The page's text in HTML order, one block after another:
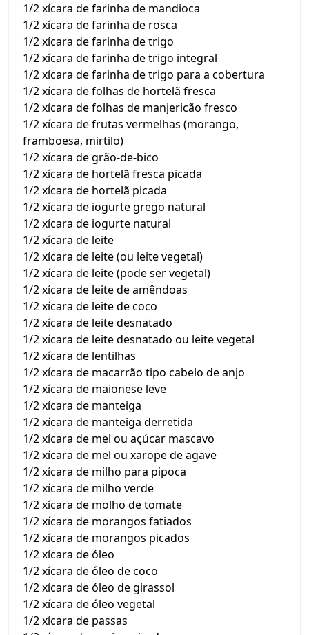
1/2 xícara de farinha de mandioca
1/2 xícara de farinha de rosca
1/2 xícara de farinha de trigo
1/2 xícara de farinha de trigo integral
1/2 xícara de farinha de trigo para a cobertura
1/2 xícara de folhas de hortelã fresca
1/2 xícara de folhas de manjericão fresco
1/2 xícara de frutas vermelhas (morango,
framboesa, mirtilo)
1/2 xícara de grão-de-bico
1/2 xícara de hortelã fresca picada
1/2 xícara de hortelã picada
1/2 xícara de iogurte grego natural
1/2 xícara de iogurte natural
1/2 xícara de leite
1/2 xícara de leite (ou leite vegetal)
1/2 xícara de leite (pode ser vegetal)
1/2 xícara de leite de amêndoas
1/2 xícara de leite de coco
1/2 xícara de leite desnatado
1/2 xícara de leite desnatado ou leite vegetal
1/2 xícara de lentilhas
1/2 xícara de macarrão tipo cabelo de anjo
1/2 xícara de maionese leve
1/2 xícara de manteiga
1/2 xícara de manteiga derretida
1/2 xícara de mel ou açúcar mascavo
1/2 xícara de mel ou xarope de agave
1/2 xícara de milho para pipoca
1/2 xícara de milho verde
1/2 xícara de molho de tomate
1/2 xícara de morangos fatiados
1/2 xícara de morangos picados
1/2 xícara de óleo
1/2 xícara de óleo de coco
1/2 xícara de óleo de girassol
1/2 xícara de óleo vegetal
1/2 xícara de passas